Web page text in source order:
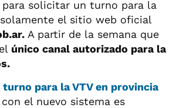
para solicitar un turno para la
el sitio web oficial
A partir de la semana que
único canal autorizado para la
turno para la VTV en provincia
con el nuevo sistema es